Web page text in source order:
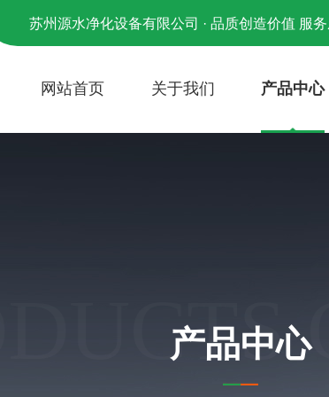
苏州源水净化设备有限公司 · 品质创造价值 服务
网站首页 关于我们 产品中心
产品中心